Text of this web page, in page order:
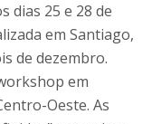
dias 25 e 28 de
em Santiago,
de dezembro.
em
Oeste. As